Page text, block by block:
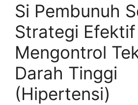
Si Pembunuh
Strategi Efektif
Mengontrol
Darah Tinggi
(Hipertensi)